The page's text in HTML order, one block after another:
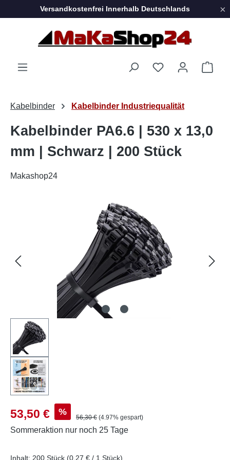
Zum Hauptinhalt springen
Versandkostenfrei Innerhalb Deutschlands ×
Kabelbinder Kabelbinder Industriequalität
Kabelbinder PA6.6 | 530 x 13,0
mm | Schwarz | 200 Stück
Makashop24
Bildergalerie überspringen
Verkaufspreis:
53,50 € % Regulärer Preis:
56,30 € (4.97% gespart)
Sommeraktion nur noch 25 Tage
Inhalt: 200 Stück (0,27 € / 1 Stück)